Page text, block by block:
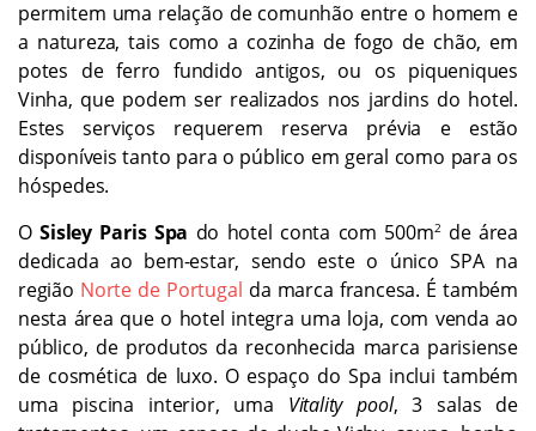
permitem uma relação de comunhão entre o homem e
a natureza, tais como a cozinha de fogo de chão, em
potes de ferro fundido antigos, ou os piqueniques
Vinha, que podem ser realizados nos jardins do hotel.
Estes serviços requerem reserva prévia e estão
disponíveis tanto para o público em geral como para os
hóspedes.
OSisley Paris Spa do hotel conta com 500m2de área
dedicada ao bem-estar, sendo este o único SPA na
região Norte de Portugal da marca francesa. É também
nesta área que o hotel integra uma loja, com venda ao
público, de produtos da reconhecida marca parisiense
de cosmética de luxo. O espaço do Spa inclui também
uma piscina interior, uma Vitality pool, 3 salas de